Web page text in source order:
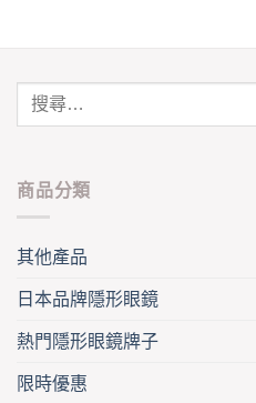
options
may
be
the
product
page
商品分類
其他產品
日本品牌隱形眼鏡
熱門隱形眼鏡牌子
限時優惠